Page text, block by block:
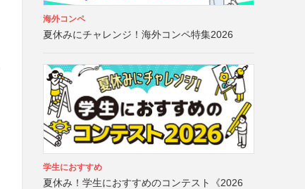
海外コンペ
夏休みにチャレンジ！海外コンペ特集2026
学生におすすめ
夏休み！学生におすすめのコンテスト《2026